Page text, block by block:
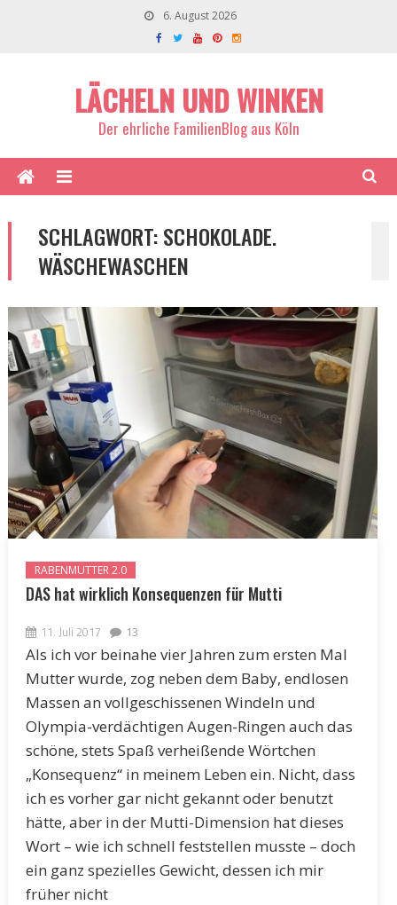
6. August 2026
LÄCHELN UND WINKEN
Der ehrliche FamilienBlog aus Köln
SCHLAGWORT:SCHOKOLADE.
WÄSCHEWASCHEN
RABENMUTTER 2.0
DAS hat wirklich Konsequenzen für Mutti
11. Juli 2017 13
Als ich vor beinahe vier Jahren zum ersten Mal
Mutter wurde, zog neben dem Baby, endlosen
Massen an vollgeschissenen Windeln und
Olympia-verdächtigen Augen-Ringen auch das
schöne, stets Spaß verheißende Wörtchen
„Konsequenz“ in meinem Leben ein. Nicht, dass
ich es vorher gar nicht gekannt oder benutzt
hätte, aber in der Mutti-Dimension hat dieses
Wort – wie ich schnell feststellen musste – doch
ein ganz spezielles Gewicht, dessen ich mir
früher nicht